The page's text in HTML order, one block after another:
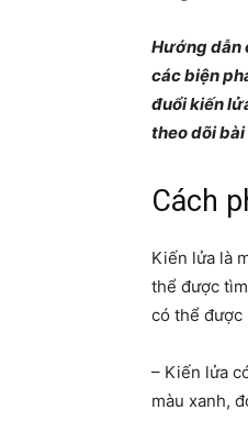
Hướng dẫn
các biện
đuổi kiến
theo dõi
Cách
Kiến lửa là
thể được
có thể được
– Kiến lửa
màu xanh,